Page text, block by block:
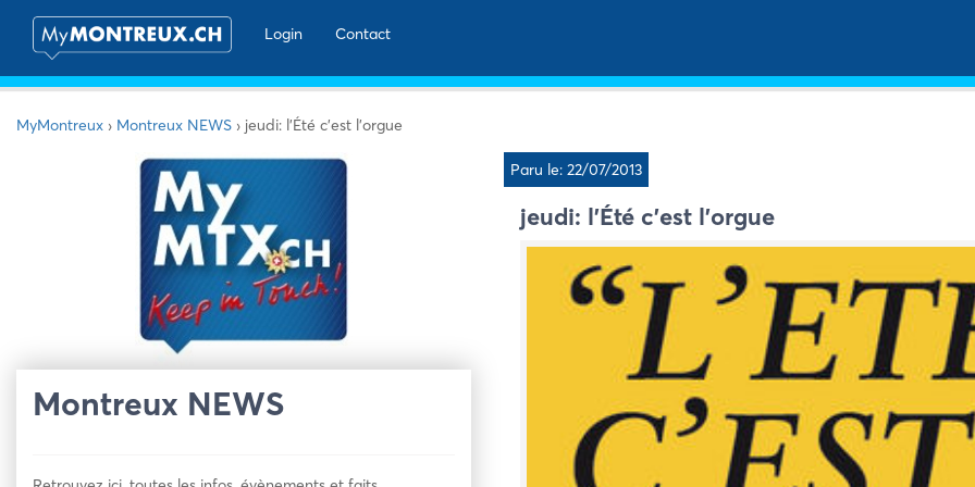
Login
Contact
MyMontreux › Montreux NEWS › jeudi: l’Été c’est l’orgue
Montreux NEWS
Paru le: 22/07/2013
jeudi: l’Été c’est l’orgue